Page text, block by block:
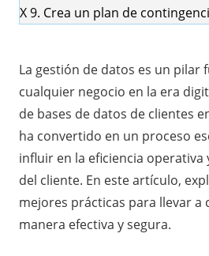
X9. Crea un plan de
La gestión de datos es un pilar
cualquier negocio en la era
de bases de datos de clientes
ha convertido en un proceso
influir en la eficiencia operativa
del cliente. En este artículo,
mejores prácticas para llevar a
manera efectiva y segura.